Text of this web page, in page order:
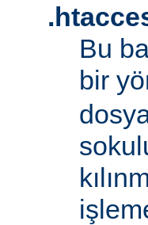
Bu
bir